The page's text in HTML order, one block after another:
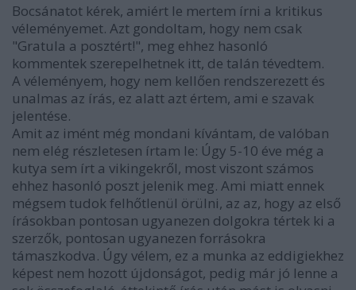
Bocsánatot kérek, amiért le mertem írni a kritikus
véleményemet. Azt gondoltam, hogy nem csak
"Gratula a posztért!", meg ehhez hasonló
kommentek szerepelhetnek itt, de talán tévedtem.
A véleményem, hogy nem kellően rendszerezett és
unalmas az írás, ez alatt azt értem, ami e szavak
jelentése.
Amit az imént még mondani kívántam, de valóban
nem elég részletesen írtam le: Úgy 5-10 éve még a
kutya sem írt a vikingekről, most viszont számos
ehhez hasonló poszt jelenik meg. Ami miatt ennek
mégsem tudok felhőtlenül örülni, az az, hogy az első
írásokban pontosan ugyanezen dolgokra tértek ki a
szerzők, pontosan ugyanezen forrásokra
támaszkodva. Úgy vélem, ez a munka az eddigiekhez
képest nem hozott újdonságot, pedig már jó lenne a